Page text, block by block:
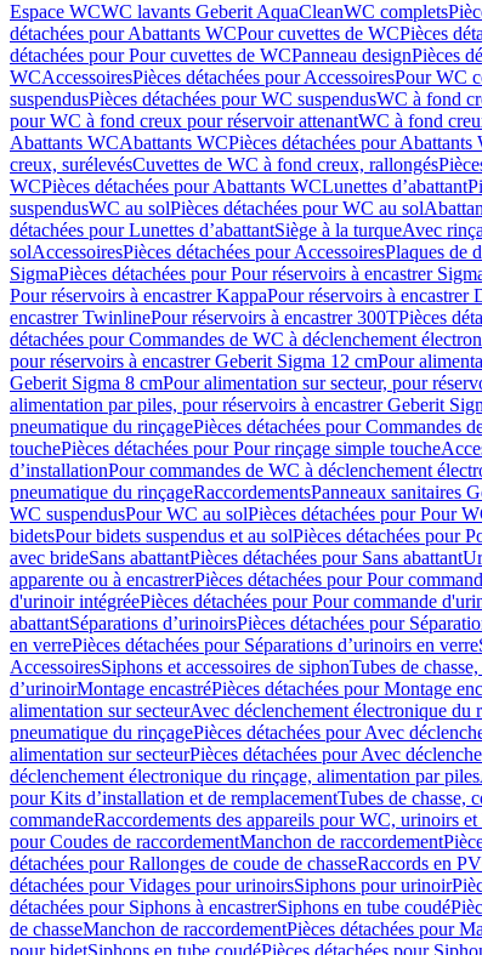
Espace WCWC lavants Geberit AquaCleanWC complets
détachées pour Abattants WCPour cuvettes de WCPièces
détachées pour Pour cuvettes de WCPanneau designPièces
WCAccessoiresPièces détachées pour AccessoiresPour WC
suspendusPièces détachées pour WC suspendusWC à fond
pour WC à fond creux pour réservoir attenantWC à fond
Abattants WCAbattants WCPièces détachées pour Abattants
creux, surélevésCuvettes de WC à fond creux, rallongés
WCPièces détachées pour Abattants WCLunettes d’abattant
suspendusWC au solPièces détachées pour WC au sol
détachées pour Lunettes d’abattantSiège à la turqueAvec
solAccessoiresPièces détachées pour AccessoiresPlaques de
SigmaPièces détachées pour Pour réservoirs à encastrer
Pour réservoirs à encastrer KappaPour réservoirs à encastrer
encastrer TwinlinePour réservoirs à encastrer 300TPièces
détachées pour Commandes de WC à déclenchement
pour réservoirs à encastrer Geberit Sigma 12 cmPour
Geberit Sigma 8 cmPour alimentation sur secteur, pour
alimentation par piles, pour réservoirs à encastrer Geberit
pneumatique du rinçagePièces détachées pour Commandes
touchePièces détachées pour Pour rinçage simple touche
d’installationPour commandes de WC à déclenchement
pneumatique du rinçageRaccordementsPanneaux sanitaires
WC suspendusPour WC au solPièces détachées pour Pour
bidetsPour bidets suspendus et au solPièces détachées pour
avec brideSans abattantPièces détachées pour Sans abattant
apparente ou à encastrerPièces détachées pour Pour
d'urinoir intégréePièces détachées pour Pour commande
abattantSéparations d’urinoirsPièces détachées pour
en verrePièces détachées pour Séparations d’urinoirs en verre
AccessoiresSiphons et accessoires de siphonTubes de
dʼurinoirMontage encastréPièces détachées pour Montage
alimentation sur secteurAvec déclenchement électronique du
pneumatique du rinçagePièces détachées pour Avec
alimentation sur secteurPièces détachées pour Avec
déclenchement électronique du rinçage, alimentation par piles
pour Kits d’installation et de remplacementTubes de chasse,
commandeRaccordements des appareils pour WC, urinoirs et
pour Coudes de raccordementManchon de raccordement
détachées pour Rallonges de coude de chasseRaccords en
détachées pour Vidages pour urinoirsSiphons pour urinoir
détachées pour Siphons à encastrerSiphons en tube coudé
de chasseManchon de raccordementPièces détachées pour
pour bidetSiphons en tube coudéPièces détachées pour